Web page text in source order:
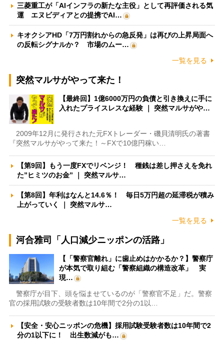
三菱重工が「AIインフラの新たな主役」として再評価される気
運 エヌビディアとの提携でAI…
キオクシアHD「7万円割れからの急反発」は再びの上昇局面へ
の反転シグナルか？ 市場のムー…
一覧を見る
突然マルサがやって来た！
【最終回】1億6000万円の負債と引き換えに手に
入れたプライスレスな経験 ｜ 突然マルサがや…
2009年12月に発行された元FXトレーダー・磯貝清明氏の著書
『突然マルサがやって来た！～FXで10億円稼い…
【第9回】もう一度FXでリベンジ！ 種銭は差し押さえを免れ
た”ヒミツのお金” ｜ 突然マルサ…
【第8回】年利はなんと14.6％！ 毎日5万円超の延滞税が積み
上がっていく ｜ 突然マルサ…
一覧を見る
河合雅司「人口減少ニッポンの活路」
【「警察官離れ」に歯止めはかかるか？】警察庁
が本気で取り組む「警察組織の構造改革」 実
現…
警察庁が目下、頭を悩ませているのが「警察官不足」だ。警察
官の採用試験の受験者数は10年間で2分の1以…
【安全・安心ニッポンの危機】採用試験受験者数は10年間で2
分の1以下に！ 出生数減がも…